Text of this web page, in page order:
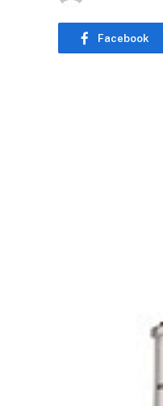
Facebook